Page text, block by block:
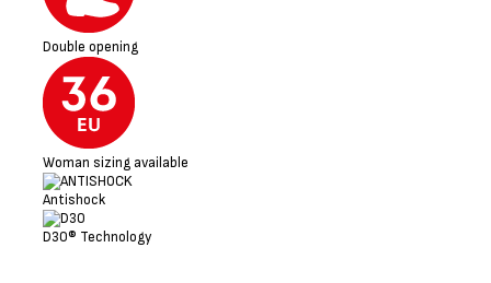
Double opening
Woman sizing available
Antishock
D30® Technology